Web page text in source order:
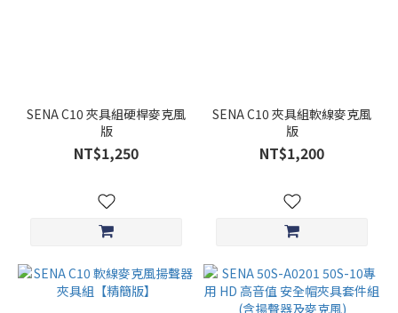
SENA C10 夾具組硬桿麥克風
版
NT$1,250
SENA C10 夾具組軟線麥克風
版
NT$1,200